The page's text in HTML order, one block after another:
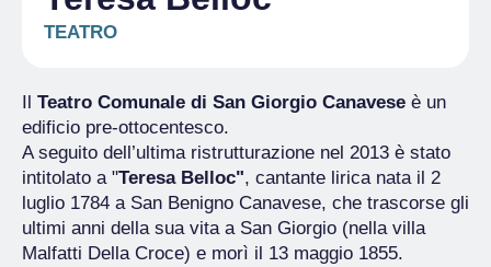
TEATRO
Il Teatro Comunale di San Giorgio Canavese è un
edificio pre-ottocentesco.
A seguito dell’ultima ristrutturazione nel 2013 è stato
intitolato a "Teresa Belloc", cantante lirica nata il 2
luglio 1784 a San Benigno Canavese, che trascorse gli
ultimi anni della sua vita a San Giorgio (nella villa
Malfatti Della Croce) e morì il 13 maggio 1855.